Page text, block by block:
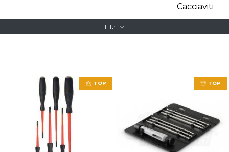
Cacciaviti
Filtri
TOP TOP